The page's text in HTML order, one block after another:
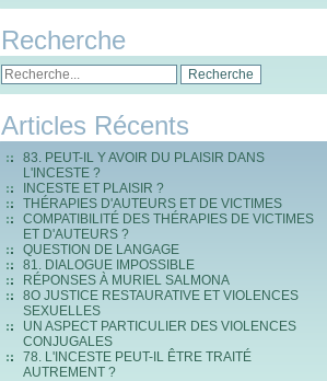
Recherche
Articles Récents
83. PEUT-IL Y AVOIR DU PLAISIR DANS
L'INCESTE ?
INCESTE ET PLAISIR ?
THÉRAPIES D'AUTEURS ET DE VICTIMES
COMPATIBILITÉ DES THÉRAPIES DE VICTIMES
ET D'AUTEURS ?
QUESTION DE LANGAGE
81. DIALOGUE IMPOSSIBLE
RÉPONSES À MURIEL SALMONA
8O JUSTICE RESTAURATIVE ET VIOLENCES
SEXUELLES
UN ASPECT PARTICULIER DES VIOLENCES
CONJUGALES
78. L'INCESTE PEUT-IL ÊTRE TRAITÉ
AUTREMENT ?